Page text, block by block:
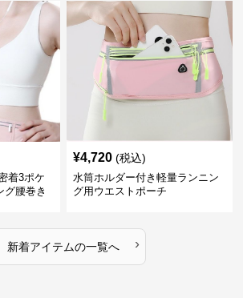
着3ポケ
グ腰巻き
¥4,720 (税込)
水筒ホルダー付き軽量ランニン
グ用ウエストポーチ
新着アイテムの一覧へ ›